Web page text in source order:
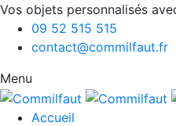
Vos objets personnalisés
09 52 515 515
contact@commilfaut.fr
Menu
Accueil